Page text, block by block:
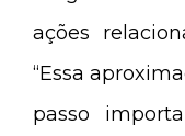
ações
“Essa
passo